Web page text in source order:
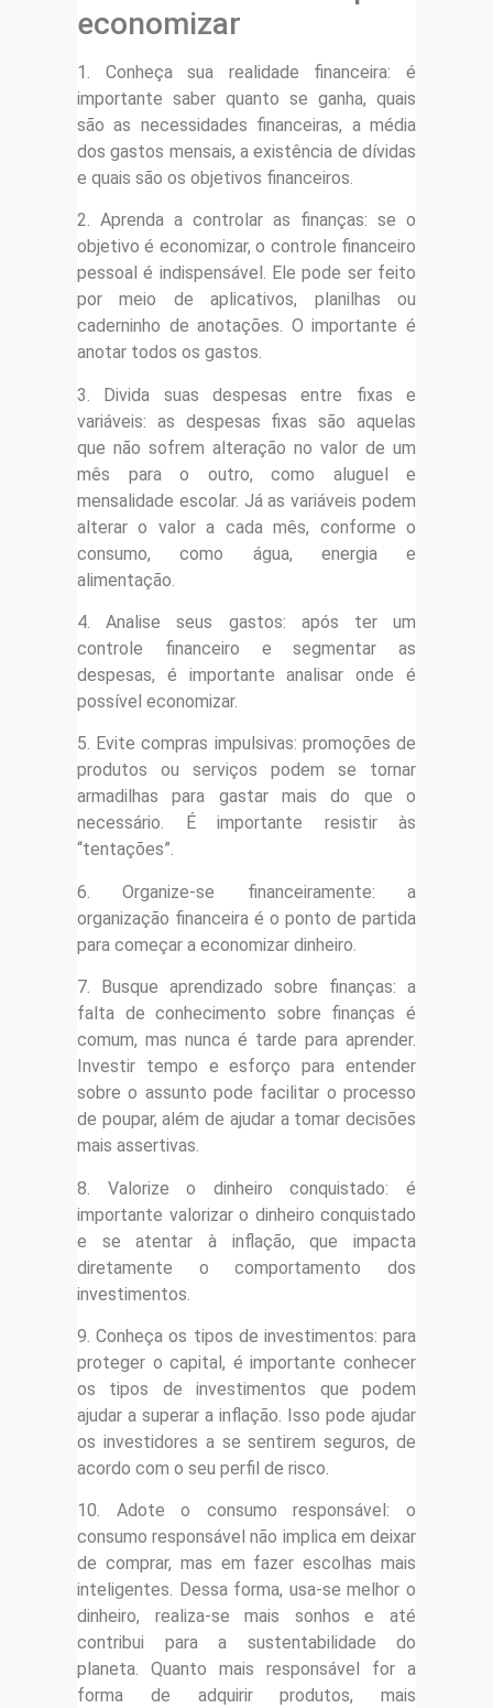
economizar
1. Conheça sua realidade financeira: é
importante saber quanto se ganha, quais
são as necessidades financeiras, a média
dos gastos mensais, a existência de dívidas
e quais são os objetivos financeiros.
2. Aprenda a controlar as finanças: se o
objetivo é economizar, o controle financeiro
pessoal é indispensável. Ele pode ser feito
por meio de aplicativos, planilhas ou
caderninho de anotações. O importante é
anotar todos os gastos.
3. Divida suas despesas entre fixas e
variáveis: as despesas fixas são aquelas
que não sofrem alteração no valor de um
mês para o outro, como aluguel e
mensalidade escolar. Já as variáveis podem
alterar o valor a cada mês, conforme o
consumo, como água, energia e
alimentação.
4. Analise seus gastos: após ter um
controle financeiro e segmentar as
despesas, é importante analisar onde é
possível economizar.
5. Evite compras impulsivas: promoções de
produtos ou serviços podem se tornar
armadilhas para gastar mais do que o
necessário. É importante resistir às
“tentações”.
6. Organize-se financeiramente: a
organização financeira é o ponto de partida
para começar a economizar dinheiro.
7. Busque aprendizado sobre finanças: a
falta de conhecimento sobre finanças é
comum, mas nunca é tarde para aprender.
Investir tempo e esforço para entender
sobre o assunto pode facilitar o processo
de poupar, além de ajudar a tomar decisões
mais assertivas.
8. Valorize o dinheiro conquistado: é
importante valorizar o dinheiro conquistado
e se atentar à inflação, que impacta
diretamente o comportamento dos
investimentos.
9. Conheça os tipos de investimentos: para
proteger o capital, é importante conhecer
os tipos de investimentos que podem
ajudar a superar a inflação. Isso pode ajudar
os investidores a se sentirem seguros, de
acordo com o seu perfil de risco.
10. Adote o consumo responsável: o
consumo responsável não implica em deixar
de comprar, mas em fazer escolhas mais
inteligentes. Dessa forma, usa-se melhor o
dinheiro, realiza-se mais sonhos e até
contribui para a sustentabilidade do
planeta. Quanto mais responsável for a
forma de adquirir produtos, mais